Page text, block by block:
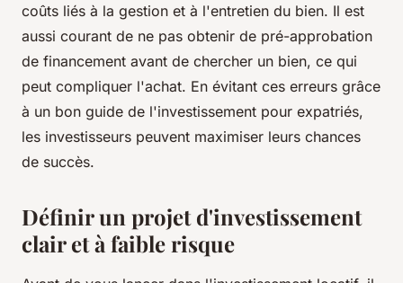
coûts liés à la gestion et à l'entretien du bien. Il est
aussi courant de ne pas obtenir de pré-approbation
de financement avant de chercher un bien, ce qui
peut compliquer l'achat. En évitant ces erreurs grâce
à un bon guide de l'investissement pour expatriés,
les investisseurs peuvent maximiser leurs chances
de succès.
Définir un projet d'investissement
clair et à faible risque